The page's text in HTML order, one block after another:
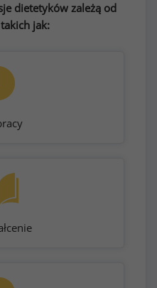
dietetyków zależą od
jak: